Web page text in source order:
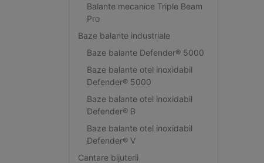
Balante mecanice Triple Beam
Pro
Baze balante industriale
Baze balante Defender® 5000
Baze balante otel inoxidabil
Defender® 5000
Baze balante otel inoxidabil
Defender® B
Baze balante otel inoxidabil
Defender® V
Cantare bijuterii